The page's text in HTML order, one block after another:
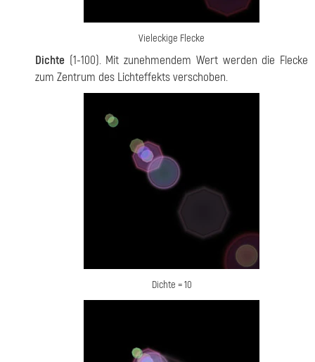
Vieleckige Flecke
Dichte (1-100). Mit zunehmendem Wert werden die Flecke
zum Zentrum des Lichteffekts verschoben.
Dichte = 10